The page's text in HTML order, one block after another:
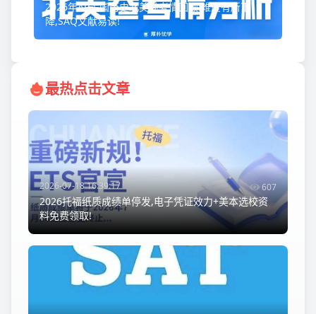
2026年AP美国历史北美卷考情回顾:难度有所下
降,SAQ文献易读!
最热点击文章
2026-07-18 16:39:17 607
2026托福纸质成绩单停发,电子凭证效力+美本选校资
料免费领取!